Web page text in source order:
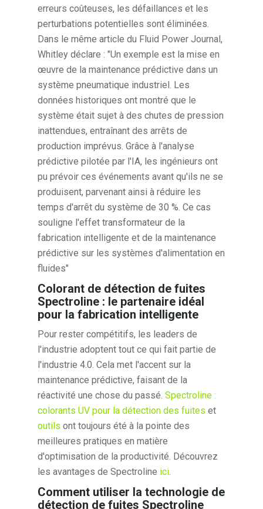
erreurs coûteuses, les défaillances et les
perturbations potentielles sont éliminées.
Dans le même article du Fluid Power Journal,
Whitley déclare : "Un exemple est la mise en
œuvre de la maintenance prédictive dans un
système pneumatique industriel. Les
données historiques ont montré que le
système était sujet à des chutes de pression
inattendues, entraînant des arrêts de
production imprévus. Grâce à l'analyse
prédictive pilotée par l'IA, les ingénieurs ont
pu prévoir ces événements avant qu'ils ne se
produisent, parvenant ainsi à réduire les
temps d'arrêt du système de 30 %. Ce cas
souligne l'effet transformateur de la
fabrication intelligente et de la maintenance
prédictive sur les systèmes d'alimentation en
fluides"
Colorant de détection de fuites
Spectroline : le partenaire idéal
pour la fabrication intelligente
Pour rester compétitifs, les leaders de
l'industrie adoptent tout ce qui fait partie de
l'industrie 4.0. Cela met l'accent sur la
maintenance prédictive, faisant de la
réactivité une chose du passé.Spectroline :
colorants UV pour la détection des fuites et
outils ont toujours été à la pointe des
meilleures pratiques en matière
d'optimisation de la productivité. Découvrez
les avantages de Spectroline ici.
Comment utiliser la technologie de
détection de fuites Spectroline